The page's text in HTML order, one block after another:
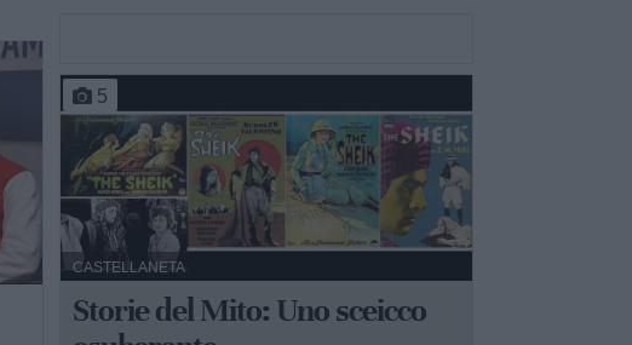
5
CASTELLANETA
Storie del Mito: Uno sceicco